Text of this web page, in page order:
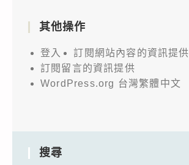
其他操作
登入
訂閱網站內容的資訊提供
訂閱留言的資訊提供
WordPress.org 台灣繁體中文
搜尋